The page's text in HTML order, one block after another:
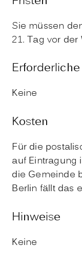
Sie müssen
21. Tag vor
Keine
Kosten
Für die
auf Eintragung
die Gemeinde
Berlin fällt das
Hinweise
Keine